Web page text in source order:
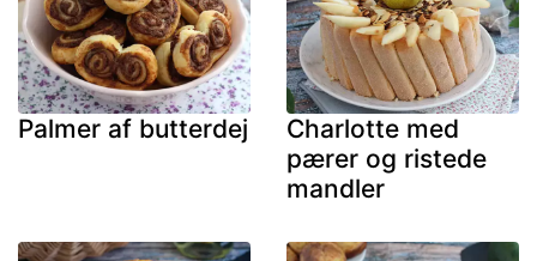
Palmer af butterdej
Charlotte med
pærer og ristede
mandler